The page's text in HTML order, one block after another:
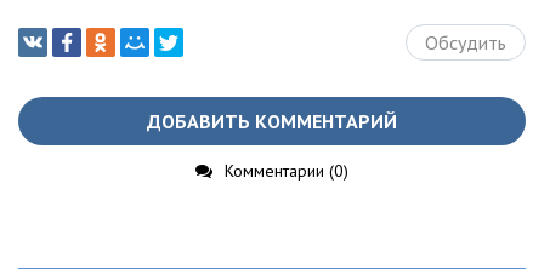
Обсудить
ДОБАВИТЬ КОММЕНТАРИЙ
Комментарии (0)